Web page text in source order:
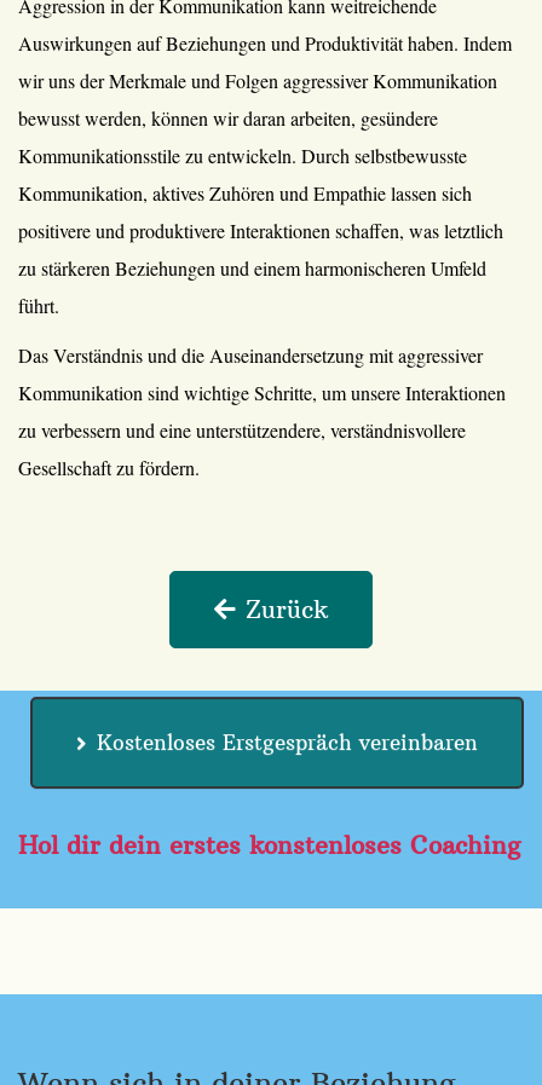
Aggression in der Kommunikation kann weitreichende
Auswirkungen auf Beziehungen und Produktivität haben. Indem
wir uns der Merkmale und Folgen aggressiver Kommunikation
bewusst werden, können wir daran arbeiten, gesündere
Kommunikationsstile zu entwickeln. Durch selbstbewusste
Kommunikation, aktives Zuhören und Empathie lassen sich
positivere und produktivere Interaktionen schaffen, was letztlich
zu stärkeren Beziehungen und einem harmonischeren Umfeld
führt.
Das Verständnis und die Auseinandersetzung mit aggressiver
Kommunikation sind wichtige Schritte, um unsere Interaktionen
zu verbessern und eine unterstützendere, verständnisvollere
Gesellschaft zu fördern.
Zurück
Hol dir dein erstes konstenloses Coaching